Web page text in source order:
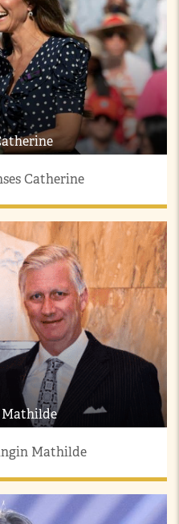
Catherine
Mathilde